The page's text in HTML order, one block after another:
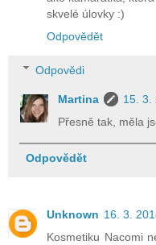
skvelé úlovky :)
Odpovědět
Odpovědi
Martina
15. 3.
Přesně tak, měla
Odpovědět
Unknown 16. 3.
Kosmetiku Nacomi